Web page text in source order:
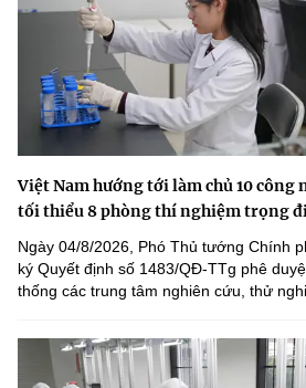
Việt Nam hướng tới làm chủ 10 công
tối thiểu 8 phòng thí nghiệm trọng
Ngày 04/8/2026, Phó Thủ tướng Chính
ký Quyết định số 1483/QĐ-TTg phê
thống các trung tâm nghiên cứu, thử